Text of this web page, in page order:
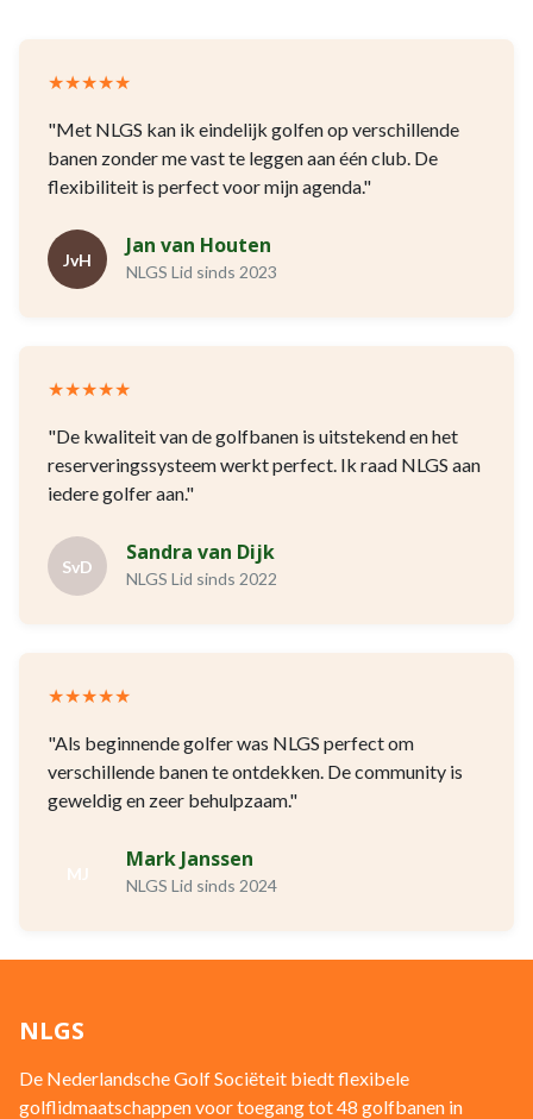
★★★★★
"Met NLGS kan ik eindelijk golfen op verschillende
banen zonder me vast te leggen aan één club. De
flexibiliteit is perfect voor mijn agenda."
JvH
Jan van Houten
NLGS Lid sinds 2023
★★★★★
"De kwaliteit van de golfbanen is uitstekend en het
reserveringssysteem werkt perfect. Ik raad NLGS aan
iedere golfer aan."
SvD
Sandra van Dijk
NLGS Lid sinds 2022
★★★★★
"Als beginnende golfer was NLGS perfect om
verschillende banen te ontdekken. De community is
geweldig en zeer behulpzaam."
MJ
Mark Janssen
NLGS Lid sinds 2024
NLGS
De Nederlandsche Golf Sociëteit biedt flexibele
golflidmaatschappen voor toegang tot 48 golfbanen in